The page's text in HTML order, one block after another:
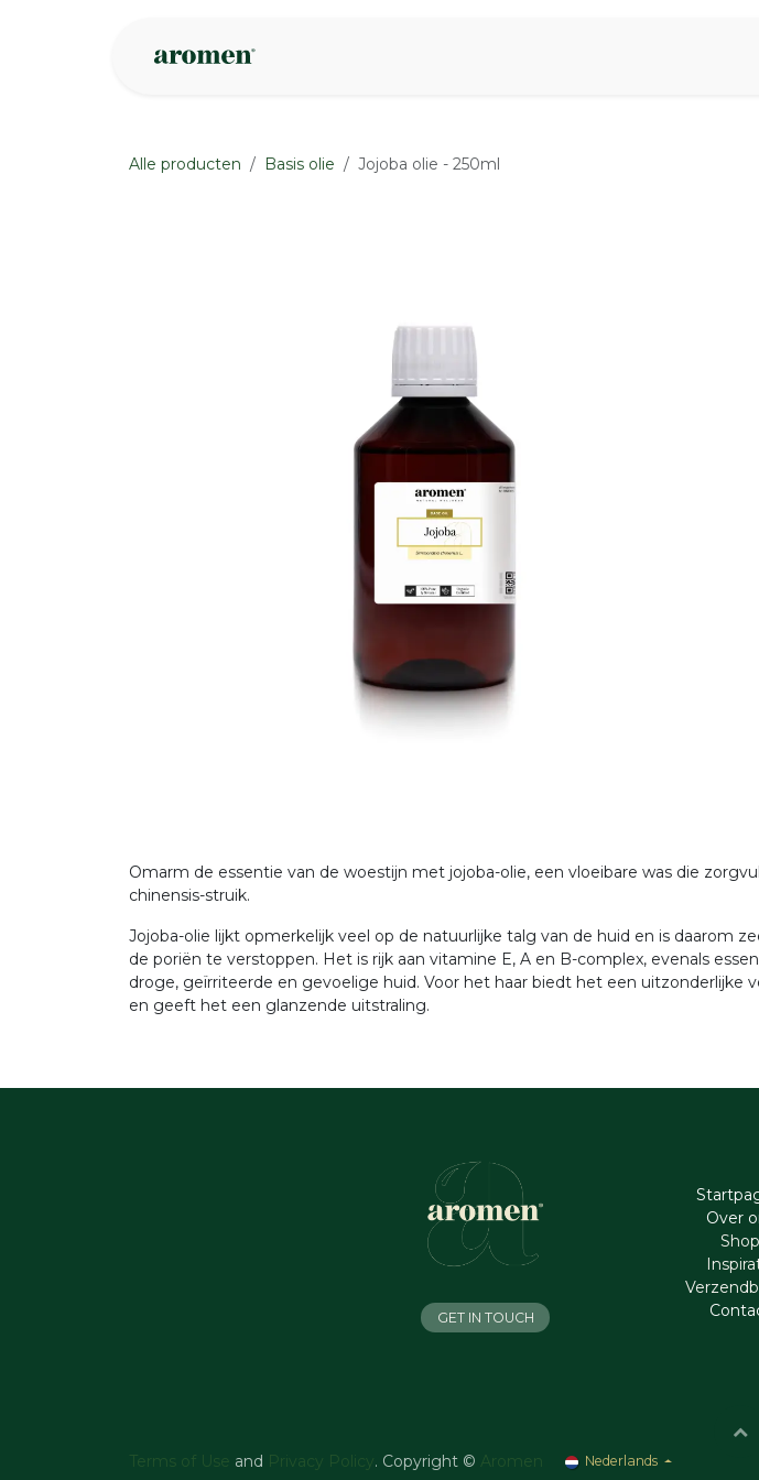
Alle producten Basis olie Jojoba olie - 250ml
Omarm de essentie van de woestijn met jojoba-olie, een vloeibare was die
chinensis-struik.
Jojoba-olie lijkt opmerkelijk veel op de natuurlijke talg van de huid en is daarom
de poriën te verstoppen. Het is rijk aan vitamine E, A en B-complex, evenals
droge, geïrriteerde en gevoelige huid. Voor het haar biedt het een
en geeft het een glanzende uitstraling.
Ove​r​
Shop
GET IN TOUCH
Terms of Use and Privacy Policy . Copyright © Aromen Nederlands